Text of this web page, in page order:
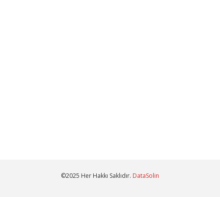
©2025 Her Hakkı Saklıdır. DataSolin